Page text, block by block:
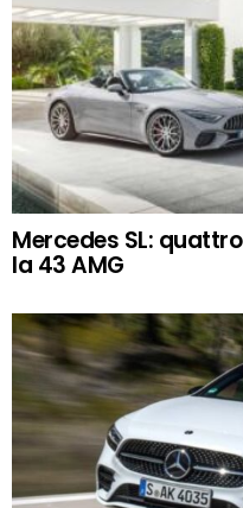
Mercedes SL:
la 43 AMG